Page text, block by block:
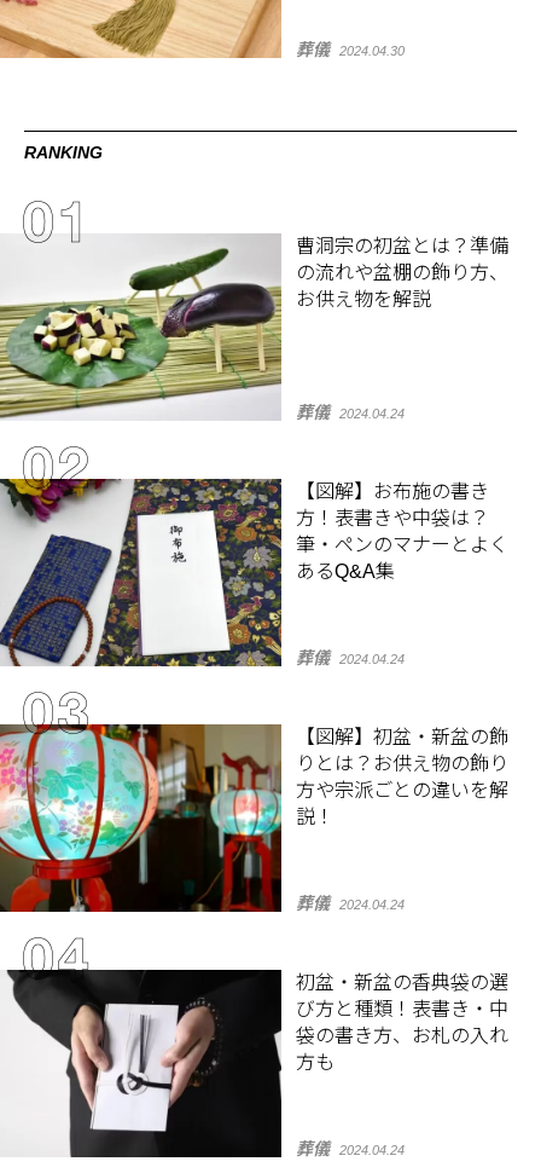
葬儀 2024.04.30
RANKING
曹洞宗の初盆とは？準備
の流れや盆棚の飾り方、
お供え物を解説
葬儀 2024.04.24
【図解】お布施の書き
方！表書きや中袋は？
筆・ペンのマナーとよく
あるQ&A集
葬儀 2024.04.24
【図解】初盆・新盆の飾
りとは？お供え物の飾り
方や宗派ごとの違いを解
説！
葬儀 2024.04.24
初盆・新盆の香典袋の選
び方と種類！表書き・中
袋の書き方、お札の入れ
方も
葬儀 2024.04.24